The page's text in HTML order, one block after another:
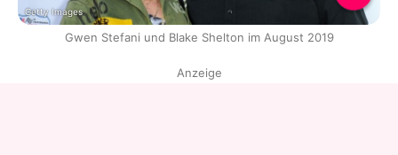
Getty Images
Gwen Stefani und Blake Shelton im August 2019
Anzeige